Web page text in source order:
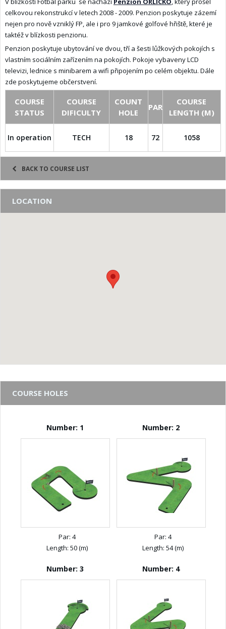
celkovou rekonstrukcí v letech 2008 - 2009. Penzion poskytuje zázemí
nejen pro nově vzniklý FP, ale i pro 9 jamkové golfové hřiště, které je
taktéž v blízkosti penzionu.
Penzion poskytuje ubytování ve dvou, tří a šesti lůžkových pokojích s
vlastním sociálním zařízením na pokojích. Pokoje vybaveny LCD
televizi, lednice s minibarem a wifi připojením po celém objektu. Dále
zde poskytujeme občerstvení.
COURSE
STATUS
COURSE
DIFICULTY
COUNT
HOLE
PAR
COURSE
LENGTH (M)
In operation TECH 18 72 1058
BACK TO COURSE LIST
LOCATION
COURSE HOLES
Number: 1
Par: 4
Length: 50 (m)
Number: 2
Par: 4
Length: 54 (m)
Number: 3 Number: 4